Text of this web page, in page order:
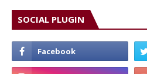
SOCIAL PLUGIN